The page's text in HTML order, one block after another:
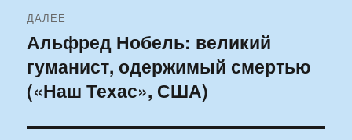
ДАЛЕЕ
Следующая
запись:
Альфред Нобель: великий
гуманист, одержимый смертью
(«Наш Техас», США)